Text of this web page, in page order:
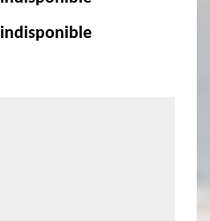
indisponible